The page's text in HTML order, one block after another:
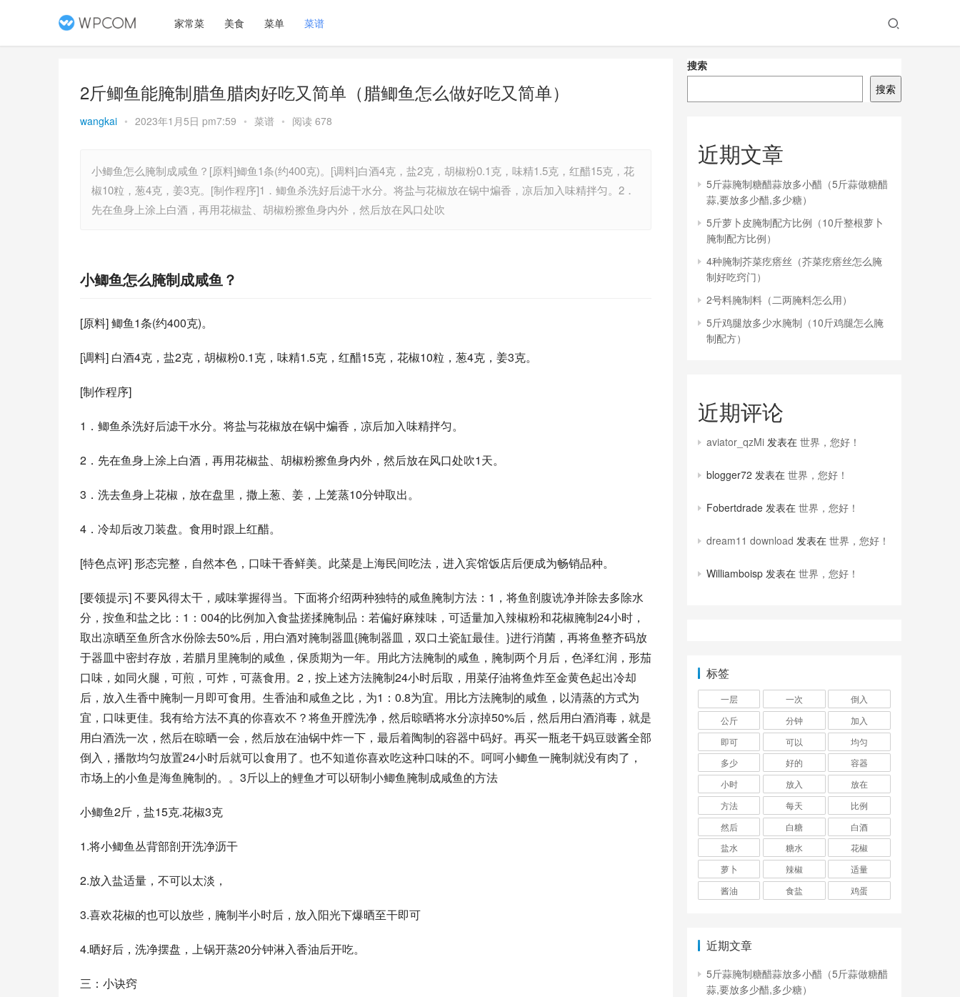
家常菜 美食 菜单 菜谱
2斤鲫鱼能腌制腊鱼腊肉好吃又简单（腊鲫鱼怎么做好吃又简单）
wangkai • 2023年1月5日 pm7:59 • 菜谱 • 阅读 678
小鲫鱼怎么腌制成咸鱼？[原料]鲫鱼1条(约400克)。[调料]白酒4克，盐2克，胡椒粉0.1克，味精1.5克，红醋15克，花
椒10粒，葱4克，姜3克。[制作程序]1．鲫鱼杀洗好后滤干水分。将盐与花椒放在锅中煸香，凉后加入味精拌匀。2．
先在鱼身上涂上白酒，再用花椒盐、胡椒粉擦鱼身内外，然后放在风口处吹
小鲫鱼怎么腌制成咸鱼？
[原料] 鲫鱼1条(约400克)。
[调料] 白酒4克，盐2克，胡椒粉0.1克，味精1.5克，红醋15克，花椒10粒，葱4克，姜3克。
[制作程序]
1．鲫鱼杀洗好后滤干水分。将盐与花椒放在锅中煸香，凉后加入味精拌匀。
2．先在鱼身上涂上白酒，再用花椒盐、胡椒粉擦鱼身内外，然后放在风口处吹1天。
3．洗去鱼身上花椒，放在盘里，撒上葱、姜，上笼蒸10分钟取出。
4．冷却后改刀装盘。食用时跟上红醋。
[特色点评] 形态完整，自然本色，口味干香鲜美。此菜是上海民间吃法，进入宾馆饭店后便成为畅销品种。
[要领提示] 不要风得太干，咸味掌握得当。下面将介绍两种独特的咸鱼腌制方法：1，将鱼剖腹诜净并除去多除水
分，按鱼和盐之比：1：004的比例加入食盐搓揉腌制品：若偏好麻辣味，可适量加入辣椒粉和花椒腌制24小时，
取出凉晒至鱼所含水份除去50%后，用白酒对腌制器皿{腌制器皿，双口土瓷缸最佳。}进行消菌，再将鱼整齐码放
于器皿中密封存放，若腊月里腌制的咸鱼，保质期为一年。用此方法腌制的咸鱼，腌制两个月后，色泽红润，形茄
口味，如同火腿，可煎，可炸，可蒸食用。2，按上述方法腌制24小时后取，用菜仔油将鱼炸至金黄色起出冷却
后，放入生香中腌制一月即可食用。生香油和咸鱼之比，为1：0.8为宜。用比方法腌制的咸鱼，以清蒸的方式为
宜，口味更佳。我有给方法不真的你喜欢不？将鱼开膛洗净，然后晾晒将水分凉掉50%后，然后用白酒消毒，就是
用白酒洗一次，然后在晾晒一会，然后放在油锅中炸一下，最后着陶制的容器中码好。再买一瓶老干妈豆豉酱全部
倒入，播散均匀放置24小时后就可以食用了。也不知道你喜欢吃这种口味的不。呵呵小鲫鱼一腌制就没有肉了，
市场上的小鱼是海鱼腌制的。。3斤以上的鲤鱼才可以研制小鲫鱼腌制成咸鱼的方法
小鲫鱼2斤，盐15克.花椒3克
1.将小鲫鱼丛背部剖开洗净沥干
2.放入盐适量，不可以太淡，
3.喜欢花椒的也可以放些，腌制半小时后，放入阳光下爆晒至干即可
4.晒好后，洗净摆盘，上锅开蒸20分钟淋入香油后开吃。
三：小诀窍
搜索
搜索
近期文章
5斤蒜腌制糖醋蒜放多小醋（5斤蒜做糖醋
蒜,要放多少醋,多少糖）
5斤萝卜皮腌制配方比例（10斤整根萝卜
腌制配方比例）
4种腌制芥菜疙瘩丝（芥菜疙瘩丝怎么腌
制好吃窍门）
2号料腌制料（二两腌料怎么用）
5斤鸡腿放多少水腌制（10斤鸡腿怎么腌
制配方）
近期评论
aviator_qzMi 发表在 世界，您好！
blogger72 发表在 世界，您好！
Fobertdrade 发表在 世界，您好！
dream11 download 发表在 世界，您好！
Williamboisp 发表在 世界，您好！
标签
一层 一次
倒入
公斤
分钟
加入
即可
可以
均匀
多少
好的
容器
小时
放入
放在
方法
每天
比例
然后
白糖
白酒
盐水
糖水
花椒
萝卜
辣椒
适量
酱油
食盐 鸡蛋
近期文章
5斤蒜腌制糖醋蒜放多小醋（5斤蒜做糖醋
蒜,要放多少醋,多少糖）